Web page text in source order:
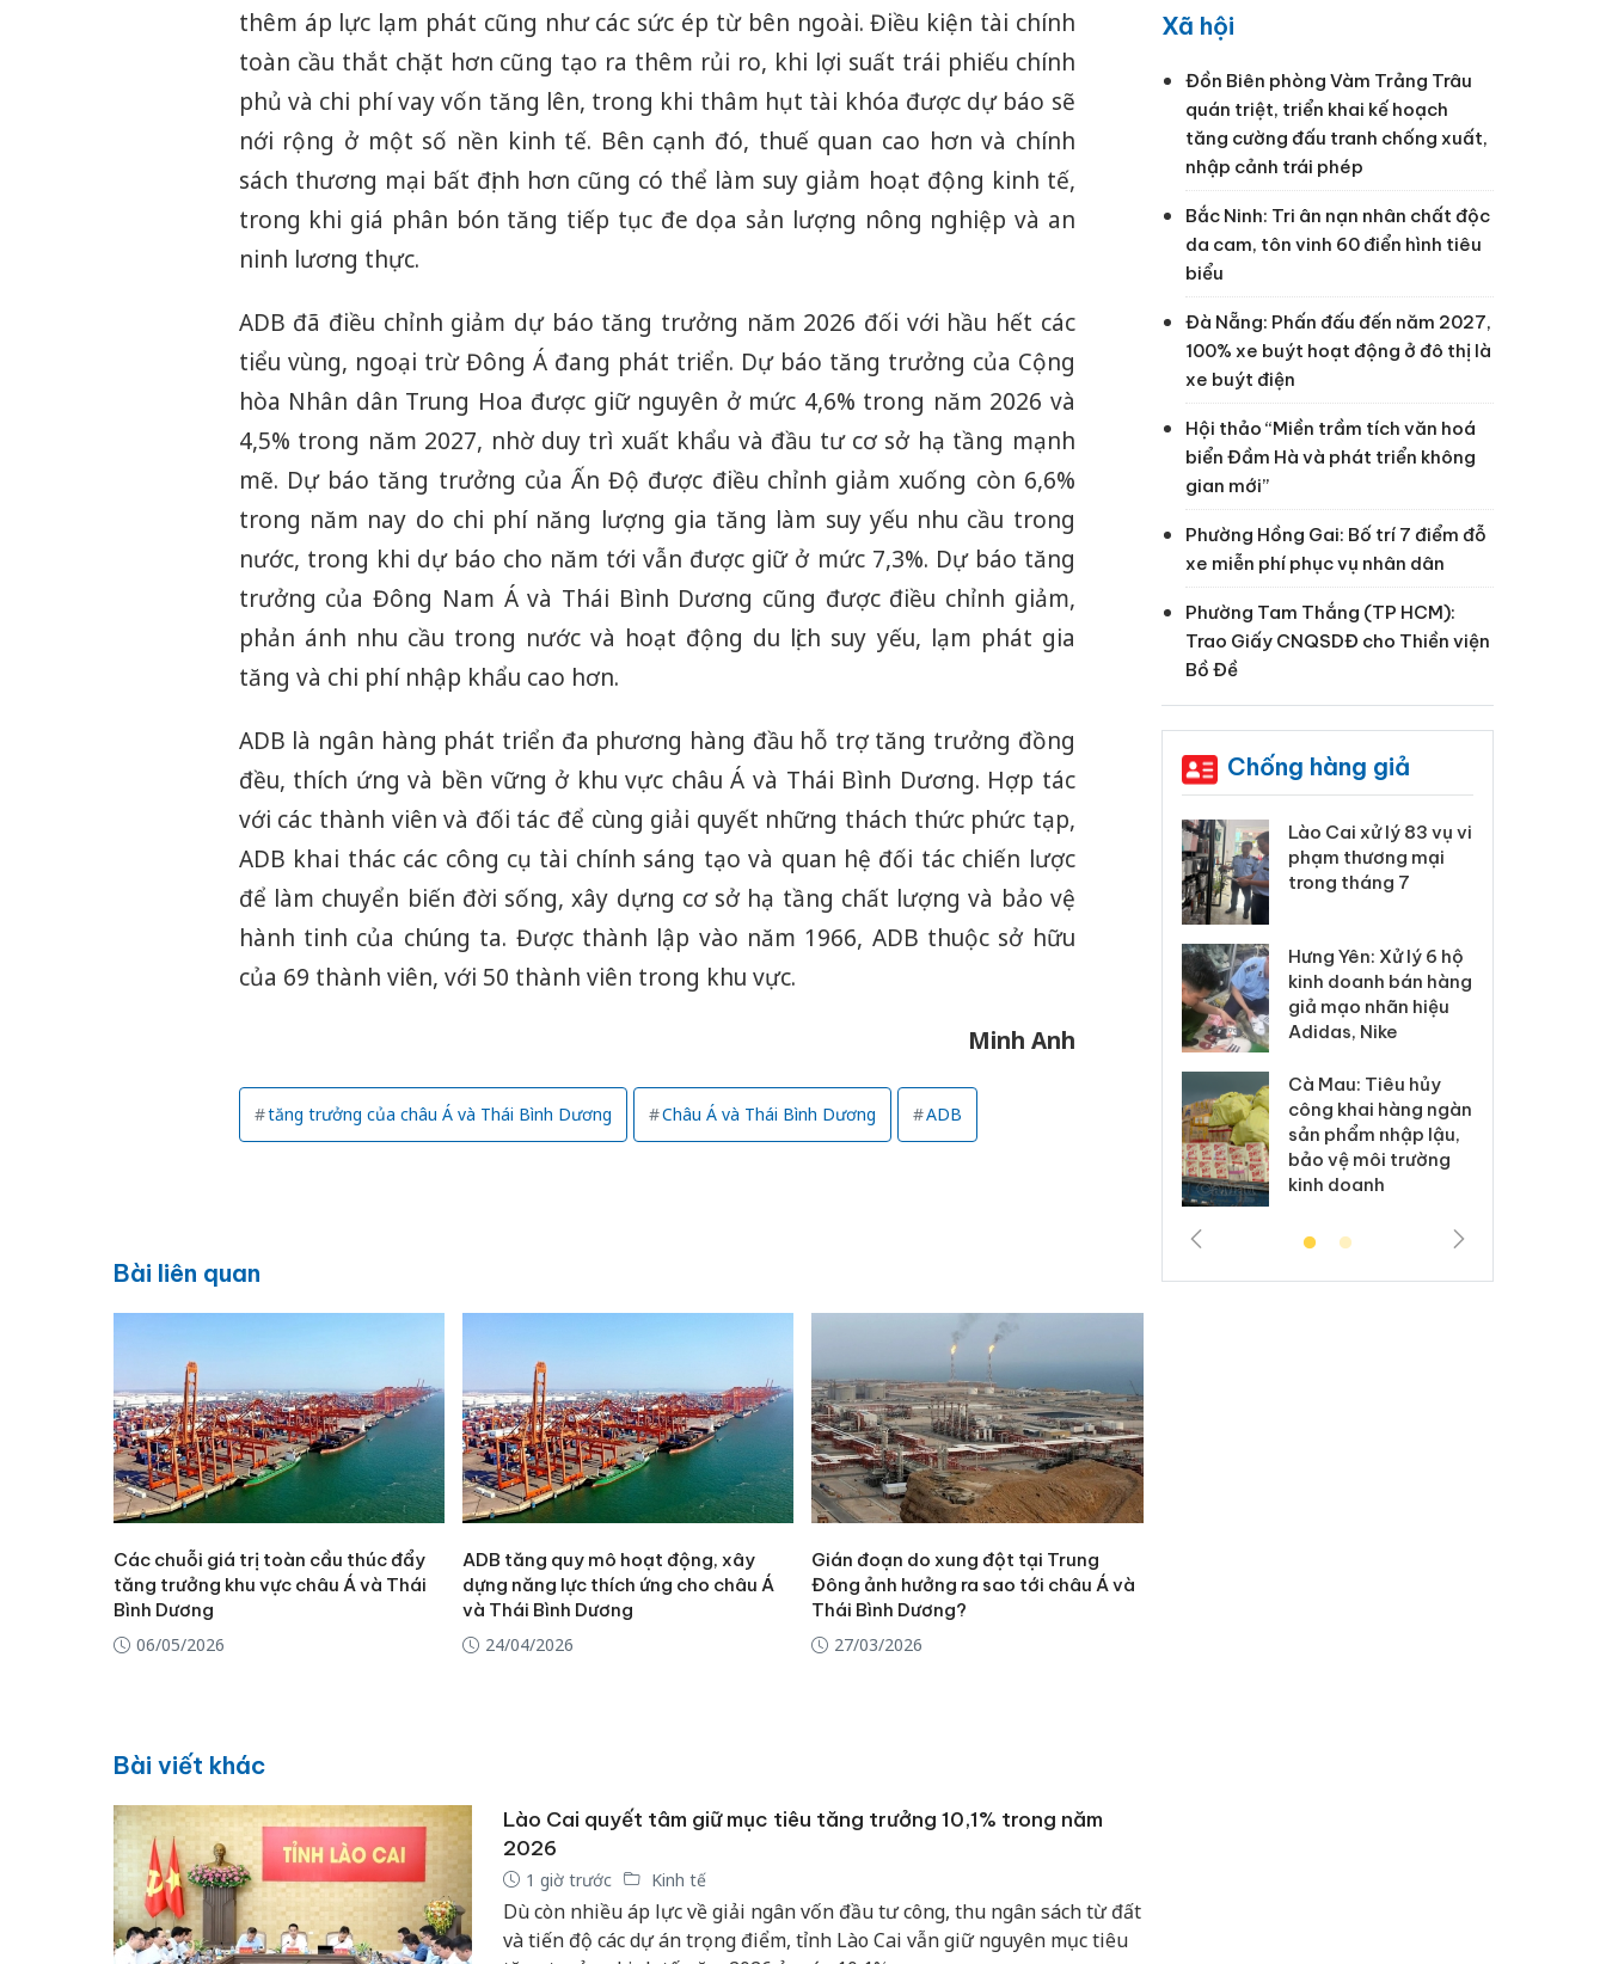
thêm áp lực lạm phát cũng như các sức ép từ bên ngoài. Điều kiện tài chính
toàn cầu thắt chặt hơn cũng tạo ra thêm rủi ro, khi lợi suất trái phiếu chính
phủ và chi phí vay vốn tăng lên, trong khi thâm hụt tài khóa được dự báo sẽ
nới rộng ở một số nền kinh tế. Bên cạnh đó, thuế quan cao hơn và chính
sách thương mại bất định hơn cũng có thể làm suy giảm hoạt động kinh tế,
trong khi giá phân bón tăng tiếp tục đe dọa sản lượng nông nghiệp và an
ninh lương thực.
ADB đã điều chỉnh giảm dự báo tăng trưởng năm 2026 đối với hầu hết các
tiểu vùng, ngoại trừ Đông Á đang phát triển. Dự báo tăng trưởng của Cộng
hòa Nhân dân Trung Hoa được giữ nguyên ở mức 4,6% trong năm 2026 và
4,5% trong năm 2027, nhờ duy trì xuất khẩu và đầu tư cơ sở hạ tầng mạnh
mẽ. Dự báo tăng trưởng của Ấn Độ được điều chỉnh giảm xuống còn 6,6%
trong năm nay do chi phí năng lượng gia tăng làm suy yếu nhu cầu trong
nước, trong khi dự báo cho năm tới vẫn được giữ ở mức 7,3%. Dự báo tăng
trưởng của Đông Nam Á và Thái Bình Dương cũng được điều chỉnh giảm,
phản ánh nhu cầu trong nước và hoạt động du lịch suy yếu, lạm phát gia
tăng và chi phí nhập khẩu cao hơn.
ADB là ngân hàng phát triển đa phương hàng đầu hỗ trợ tăng trưởng đồng
đều, thích ứng và bền vững ở khu vực châu Á và Thái Bình Dương. Hợp tác
với các thành viên và đối tác để cùng giải quyết những thách thức phức tạp,
ADB khai thác các công cụ tài chính sáng tạo và quan hệ đối tác chiến lược
để làm chuyển biến đời sống, xây dựng cơ sở hạ tầng chất lượng và bảo vệ
hành tinh của chúng ta. Được thành lập vào năm 1966, ADB thuộc sở hữu
của 69 thành viên, với 50 thành viên trong khu vực.
Minh Anh
tăng trưởng của châu Á và Thái Bình Dương Châu Á và Thái Bình Dương ADB
Bài liên quan
Các chuỗi giá trị toàn cầu thúc đẩy
tăng trưởng khu vực châu Á và Thái
Bình Dương
06/05/2026
ADB tăng quy mô hoạt động, xây
dựng năng lực thích ứng cho châu Á
và Thái Bình Dương
24/04/2026
Gián đoạn do xung đột tại Trung
Đông ảnh hưởng ra sao tới châu Á và
Thái Bình Dương?
27/03/2026
Bài viết khác
Lào Cai quyết tâm giữ mục tiêu tăng trưởng 10,1% trong năm
2026
1 giờ trước Kinh tế
Dù còn nhiều áp lực về giải ngân vốn đầu tư công, thu ngân sách từ đất
và tiến độ các dự án trọng điểm, tỉnh Lào Cai vẫn giữ nguyên mục tiêu
Xã hội
Đồn Biên phòng Vàm Trảng Trâu
quán triệt, triển khai kế hoạch
tăng cường đấu tranh chống xuất,
nhập cảnh trái phép
Bắc Ninh: Tri ân nạn nhân chất độc
da cam, tôn vinh 60 điển hình tiêu
biểu
Đà Nẵng: Phấn đấu đến năm 2027,
100% xe buýt hoạt động ở đô thị là
xe buýt điện
Hội thảo “Miền trầm tích văn hoá
biển Đầm Hà và phát triển không
gian mới”
Phường Hồng Gai: Bố trí 7 điểm đỗ
xe miễn phí phục vụ nhân dân
Phường Tam Thắng (TP HCM):
Trao Giấy CNQSDĐ cho Thiền viện
Bồ Đề
Chống hàng giả
Công an Thanh Hóa
tìm bị hại trong vụ
án sản xuất, buôn
bán yến sào giả
Moyuum giả
Lào Cai xử lý 83 vụ vi
phạm thương mại
trong tháng 7
Hưng Yên: Xử lý 6 hộ
kinh doanh bán hàng
giả mạo nhãn hiệu
Adidas, Nike
Cà Mau: Tiêu hủy
công khai hàng ngàn
sản phẩm nhập lậu,
bảo vệ môi trường
kinh doanh